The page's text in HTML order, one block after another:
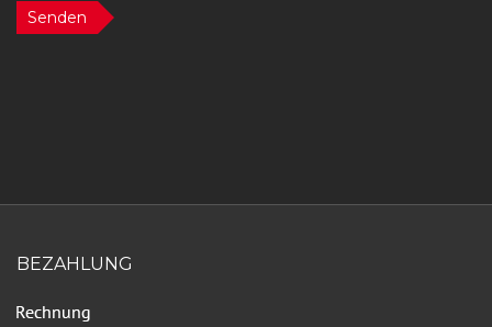
Senden
BEZAHLUNG